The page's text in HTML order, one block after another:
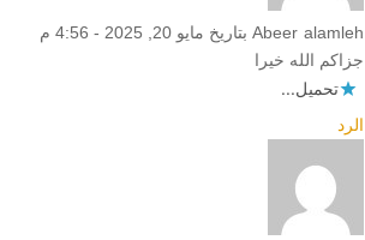
Abeer alamleh بتاريخ مايو 20, 2025 - 4:56 م
جزاكم الله خيرا
تحميل...
الرد